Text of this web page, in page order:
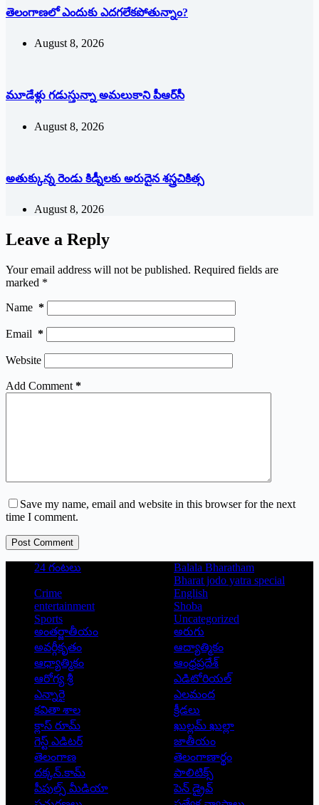
తెలంగాణలో ఎందుకు ఎదగలేకపోతున్నాం?
August 8, 2026
మూడేళ్లు గ‌డుస్తున్నా అమ‌లుకాని పీఆర్‌సీ
August 8, 2026
అతుక్కున్న రెండు కిడ్నీలకు అరుదైన శస్త్రచికిత్స
August 8, 2026
Leave a Reply
Your email address will not be published. Required fields are
marked *
Name *
Email *
Website
Add Comment *
Save my name, email and website in this browser for the next
time I comment.
Post Comment
24 గంటలు
Balala Bharatham
Bharat jodo yatra special
Crime
English
entertainment
Shoba
Sports
Uncategorized
అంతర్జాతీయం
అరుగు
అవర్గీకృతం
ఆద్యాత్మికం
ఆధ్యాత్మికం
ఆంధ్రప్రదేశ్
ఆరోగ్య శ్రీ
ఎడిటోరియల్
ఎన్నారై
ఎలమంద
కవితా శాల
క్రీడలు
క్లాస్ రూమ్
ఖుల్లమ్ ఖుల్లా
గెస్ట్ ఎడిటర్
జాతీయం
తెలంగాణ
తెలంగాణార్థం
దక్కన్.కామ్
పాలిటిక్స్
పీపుల్స్ ‌మీడియా
పెన్ డ్రైవ్